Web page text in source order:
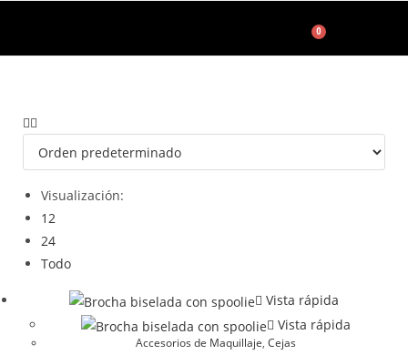
0
Visualización:
12
24
Todo
Vista rápida
Vista rápida
Accesorios de Maquillaje, Cejas